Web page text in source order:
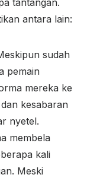
tantangan.
antara lain:
sudah
pemain
mereka ke
kesabaran
nyetel.
membela
kali
Meski